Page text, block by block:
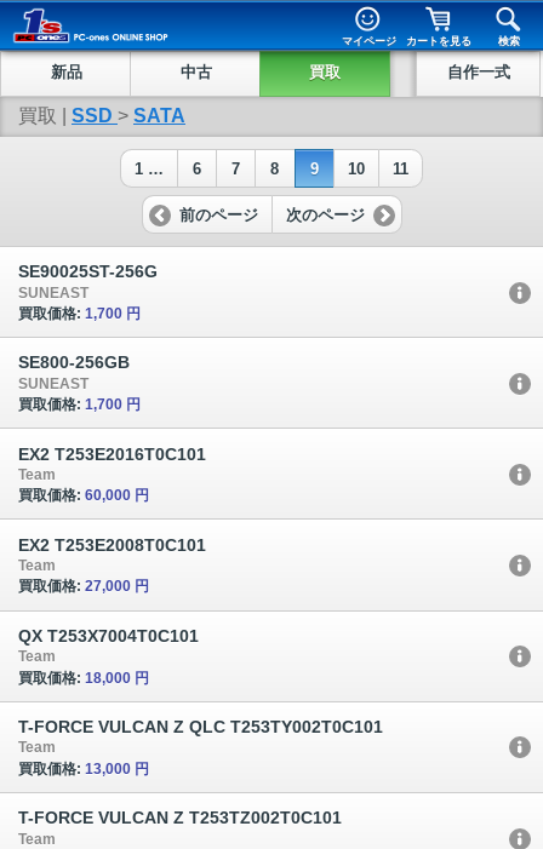
マイページ カートを見る 検索
新品 中古 買取 自作一式
買取 | SSD > SATA
1 … 6 7 8 9 10 11
前のページ 次のページ
SE90025ST-256G
SUNEAST
買取価格: 1,700 円
SE800-256GB
SUNEAST
買取価格: 1,700 円
EX2 T253E2016T0C101
Team
買取価格: 60,000 円
EX2 T253E2008T0C101
Team
買取価格: 27,000 円
QX T253X7004T0C101
Team
買取価格: 18,000 円
T-FORCE VULCAN Z QLC T253TY002T0C101
Team
買取価格: 13,000 円
T-FORCE VULCAN Z T253TZ002T0C101
Team